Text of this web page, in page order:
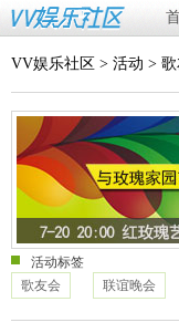
VV娱乐社区 > 活动 >
活动标签
歌友会
联谊晚会